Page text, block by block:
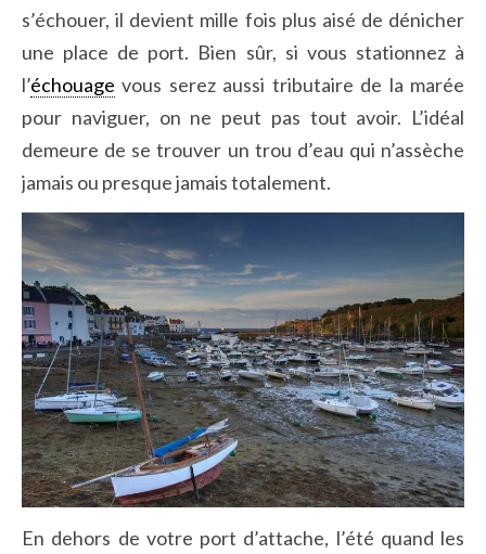
s’échouer, il devient mille fois plus aisé de dénicher
une place de port. Bien sûr, si vous stationnez à
l’échouage vous serez aussi tributaire de la marée
pour naviguer, on ne peut pas tout avoir. L’idéal
demeure de se trouver un trou d’eau qui n’assèche
jamais ou presque jamais totalement.
En dehors de votre port d’attache, l’été quand les